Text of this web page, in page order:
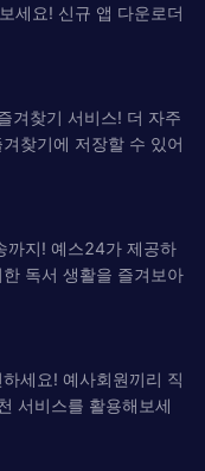
세요! 신규 앱 다운로더
겨찾기 서비스! 더 자주
찾기에 저장할 수 있어
까지! 예스24가 제공하
독서 생활을 즐겨보아
세요! 예사회원끼리 직
서비스를 활용해보세